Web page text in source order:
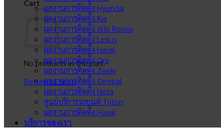
Cart
No products in the cart.
Return to shop
ผลงานการติดตั้ง Hyundai
ผลงานการติดตั้ง Kia
ผลงานการติดตั้ง Alfa Romio
ผลงานการติดตั้ง Lexus
ผลงานการติดตั้ง Haval
ผลงานการติดตั้ง Ora
ผลงานการติดตั้ง Zeekr
ผลงานการติดตั้ง Deepal
ผลงานการติดตั้ง Neta
ศูนย์บริการรถยนต์ Triton
ผลงานการติดตั้ง Haval
บริการของเรา